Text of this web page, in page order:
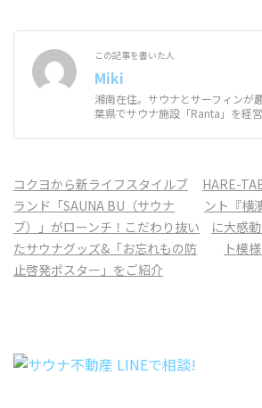
この記事を書いた人
Miki
湘南在住。サウナとサーフィンが
葉県でサウナ施設「Ranta」を経営
投
稿
ナ
ビ
ゲ
ン
コクヨから新ライフスタイルブ
ランド「SAUNA BU（サウナ
ブ）」がローンチ！こだわり抜い
たサウナグッズ&「お忘れもの防
止啓発ポスター」をご紹介
HARE-
ント『横
に大感
ト模